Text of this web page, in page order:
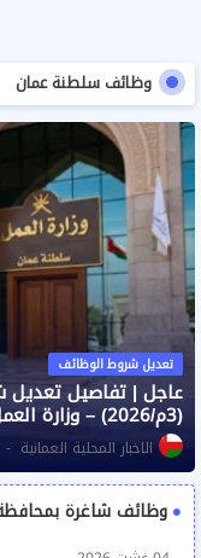
وظائف سلطنة عمان
تعديل شروط الوظائف
عاجل | تفاصيل تعديل
(3م/2026) – وزارة العمل
الاخبار المحلية العمانية
وظائف شاغرة بمحافظة